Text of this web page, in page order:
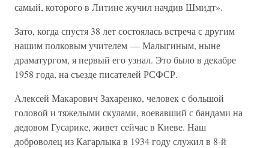
самый, которого в Литине жучил начдив Шмидт».
Зато, когда спустя 38 лет состоялась встреча с другим
нашим полковым учителем — Малыгиным, ныне
драматургом, я первый его узнал. Это было в декабре
1958 года, на съезде писателей РСФСР.
Алексей Макарович Захаренко, человек с большой
головой и тяжелыми скулами, воевавший с бандами на
дедовом Гусарике, живет сейчас в Киеве. Наш
доброволец из Кагарлыка в 1934 году служил в 8-й